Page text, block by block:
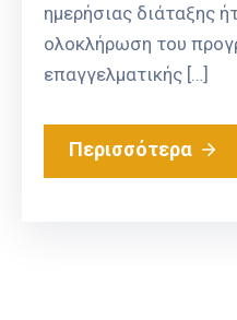
ημερήσιας διάταξης
ολοκλήρωση του
επαγγελματικής […]
Περισσότερα